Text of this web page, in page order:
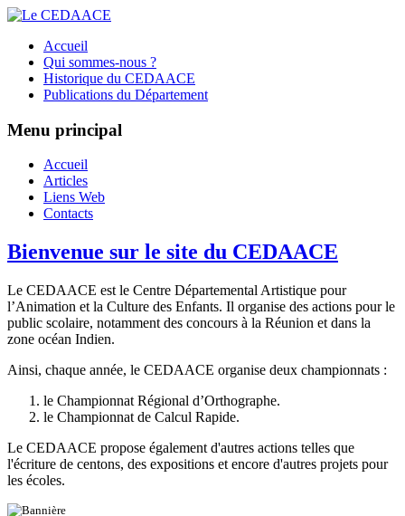
Accueil
Qui sommes-nous ?
Historique du CEDAACE
Publications du Département
Menu principal
Accueil
Articles
Liens Web
Contacts
Bienvenue sur le site du CEDAACE
Le CEDAACE est le Centre Départemental Artistique pour
l’Animation et la Culture des Enfants. Il organise des actions pour le
public scolaire, notamment des concours à la Réunion et dans la
zone océan Indien.
Ainsi, chaque année, le CEDAACE organise deux championnats :
le Championnat Régional d’Orthographe.
le Championnat de Calcul Rapide.
Le CEDAACE propose également d'autres actions telles que
l'écriture de centons, des expositions et encore d'autres projets pour
les écoles.